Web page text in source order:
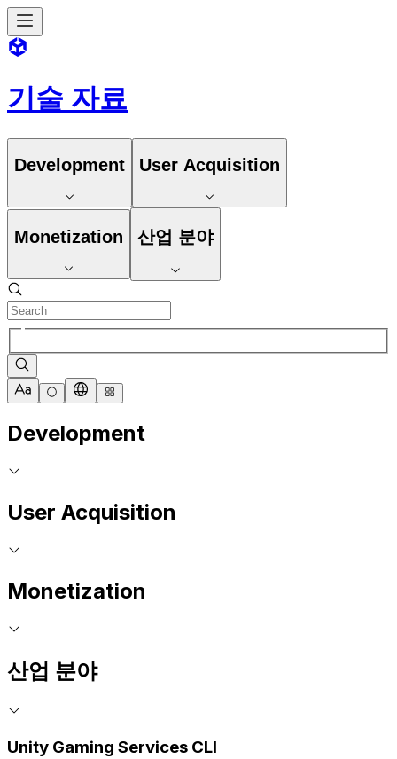
기술 자료
Development User Acquisition
Monetization 산업 분야
Development
User Acquisition
Monetization
산업 분야
Unity Gaming Services CLI